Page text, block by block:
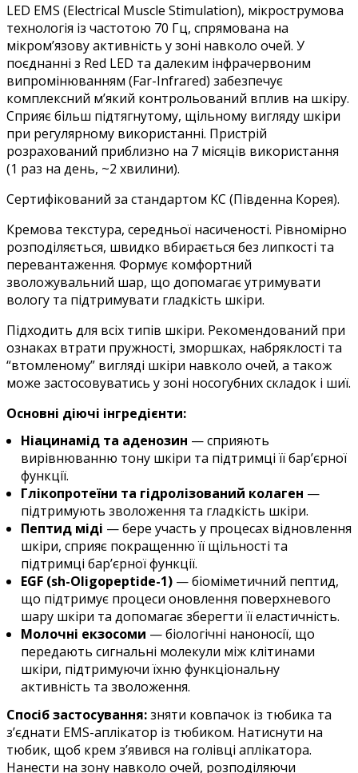
LED EMS (Electrical Muscle Stimulation), мікрострумова
технологія із частотою 70 Гц, спрямована на
мікром’язову активність у зоні навколо очей. У
поєднанні з Red LED та далеким інфрачервоним
випромінюванням (Far-Infrared) забезпечує
комплексний м’який контрольований вплив на шкіру.
Сприяє більш підтягнутому, щільному вигляду шкіри
при регулярному використанні. Пристрій
розрахований приблизно на 7 місяців використання
(1 раз на день, ~2 хвилини).
Сертифікований за стандартом KC (Південна Корея).
Кремова текстура, середньої насиченості. Рівномірно
розподіляється, швидко вбирається без липкості та
перевантаження. Формує комфортний
зволожувальний шар, що допомагає утримувати
вологу та підтримувати гладкість шкіри.
Підходить для всіх типів шкіри. Рекомендований при
ознаках втрати пружності, зморшках, набряклості та
“втомленому” вигляді шкіри навколо очей, а також
може застосовуватись у зоні носогубних складок і шиї.
Основні діючі інгредієнти:
Ніацинамід та аденозин — сприяють
вирівнюванню тону шкіри та підтримці її бар’єрної
функції.
Глікопротеїни та гідролізований колаген —
підтримують зволоження та гладкість шкіри.
Пептид міді — бере участь у процесах відновлення
шкіри, сприяє покращенню її щільності та
підтримці бар’єрної функції.
EGF (sh-Oligopeptide-1)— біоміметичний пептид,
що підтримує процеси оновлення поверхневого
шару шкіри та допомагає зберегти її еластичність.
Молочні екзосоми — біологічні наноносії, що
передають сигнальні молекули між клітинами
шкіри, підтримуючи їхню функціональну
активність та зволоження.
Спосіб застосування:зняти ковпачок із тюбика та
з’єднати EMS-аплікатор із тюбиком. Натиснути на
тюбик, щоб крем з’явився на голівці аплікатора.
Нанести на зону навколо очей, розподіляючи